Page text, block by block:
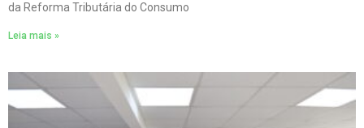
da Reforma Tributária do Consumo
Leia mais »